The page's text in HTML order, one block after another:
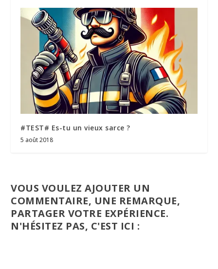
#TEST# Es-tu un vieux sarce ?
5 août 2018
VOUS VOULEZ AJOUTER UN
COMMENTAIRE, UNE REMARQUE,
PARTAGER VOTRE EXPÉRIENCE.
N'HÉSITEZ PAS, C'EST ICI :